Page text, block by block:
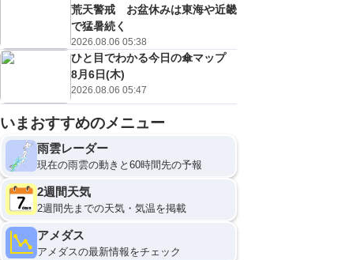
9 12
荒天警戒 お盆休みは東海や近畿
で猛暑続く
2026.08.06 05:38
ひと目でわかる今日の傘マップ
8月6日(木)
2026.08.06 05:47
いまおすすめのメニュー
雨雲レーダー
現在の雨雲の動きと60時間先の予報
2週間天気
2週間先までの天気・気温を掲載
アメダス
アメダスの最新情報をチェック